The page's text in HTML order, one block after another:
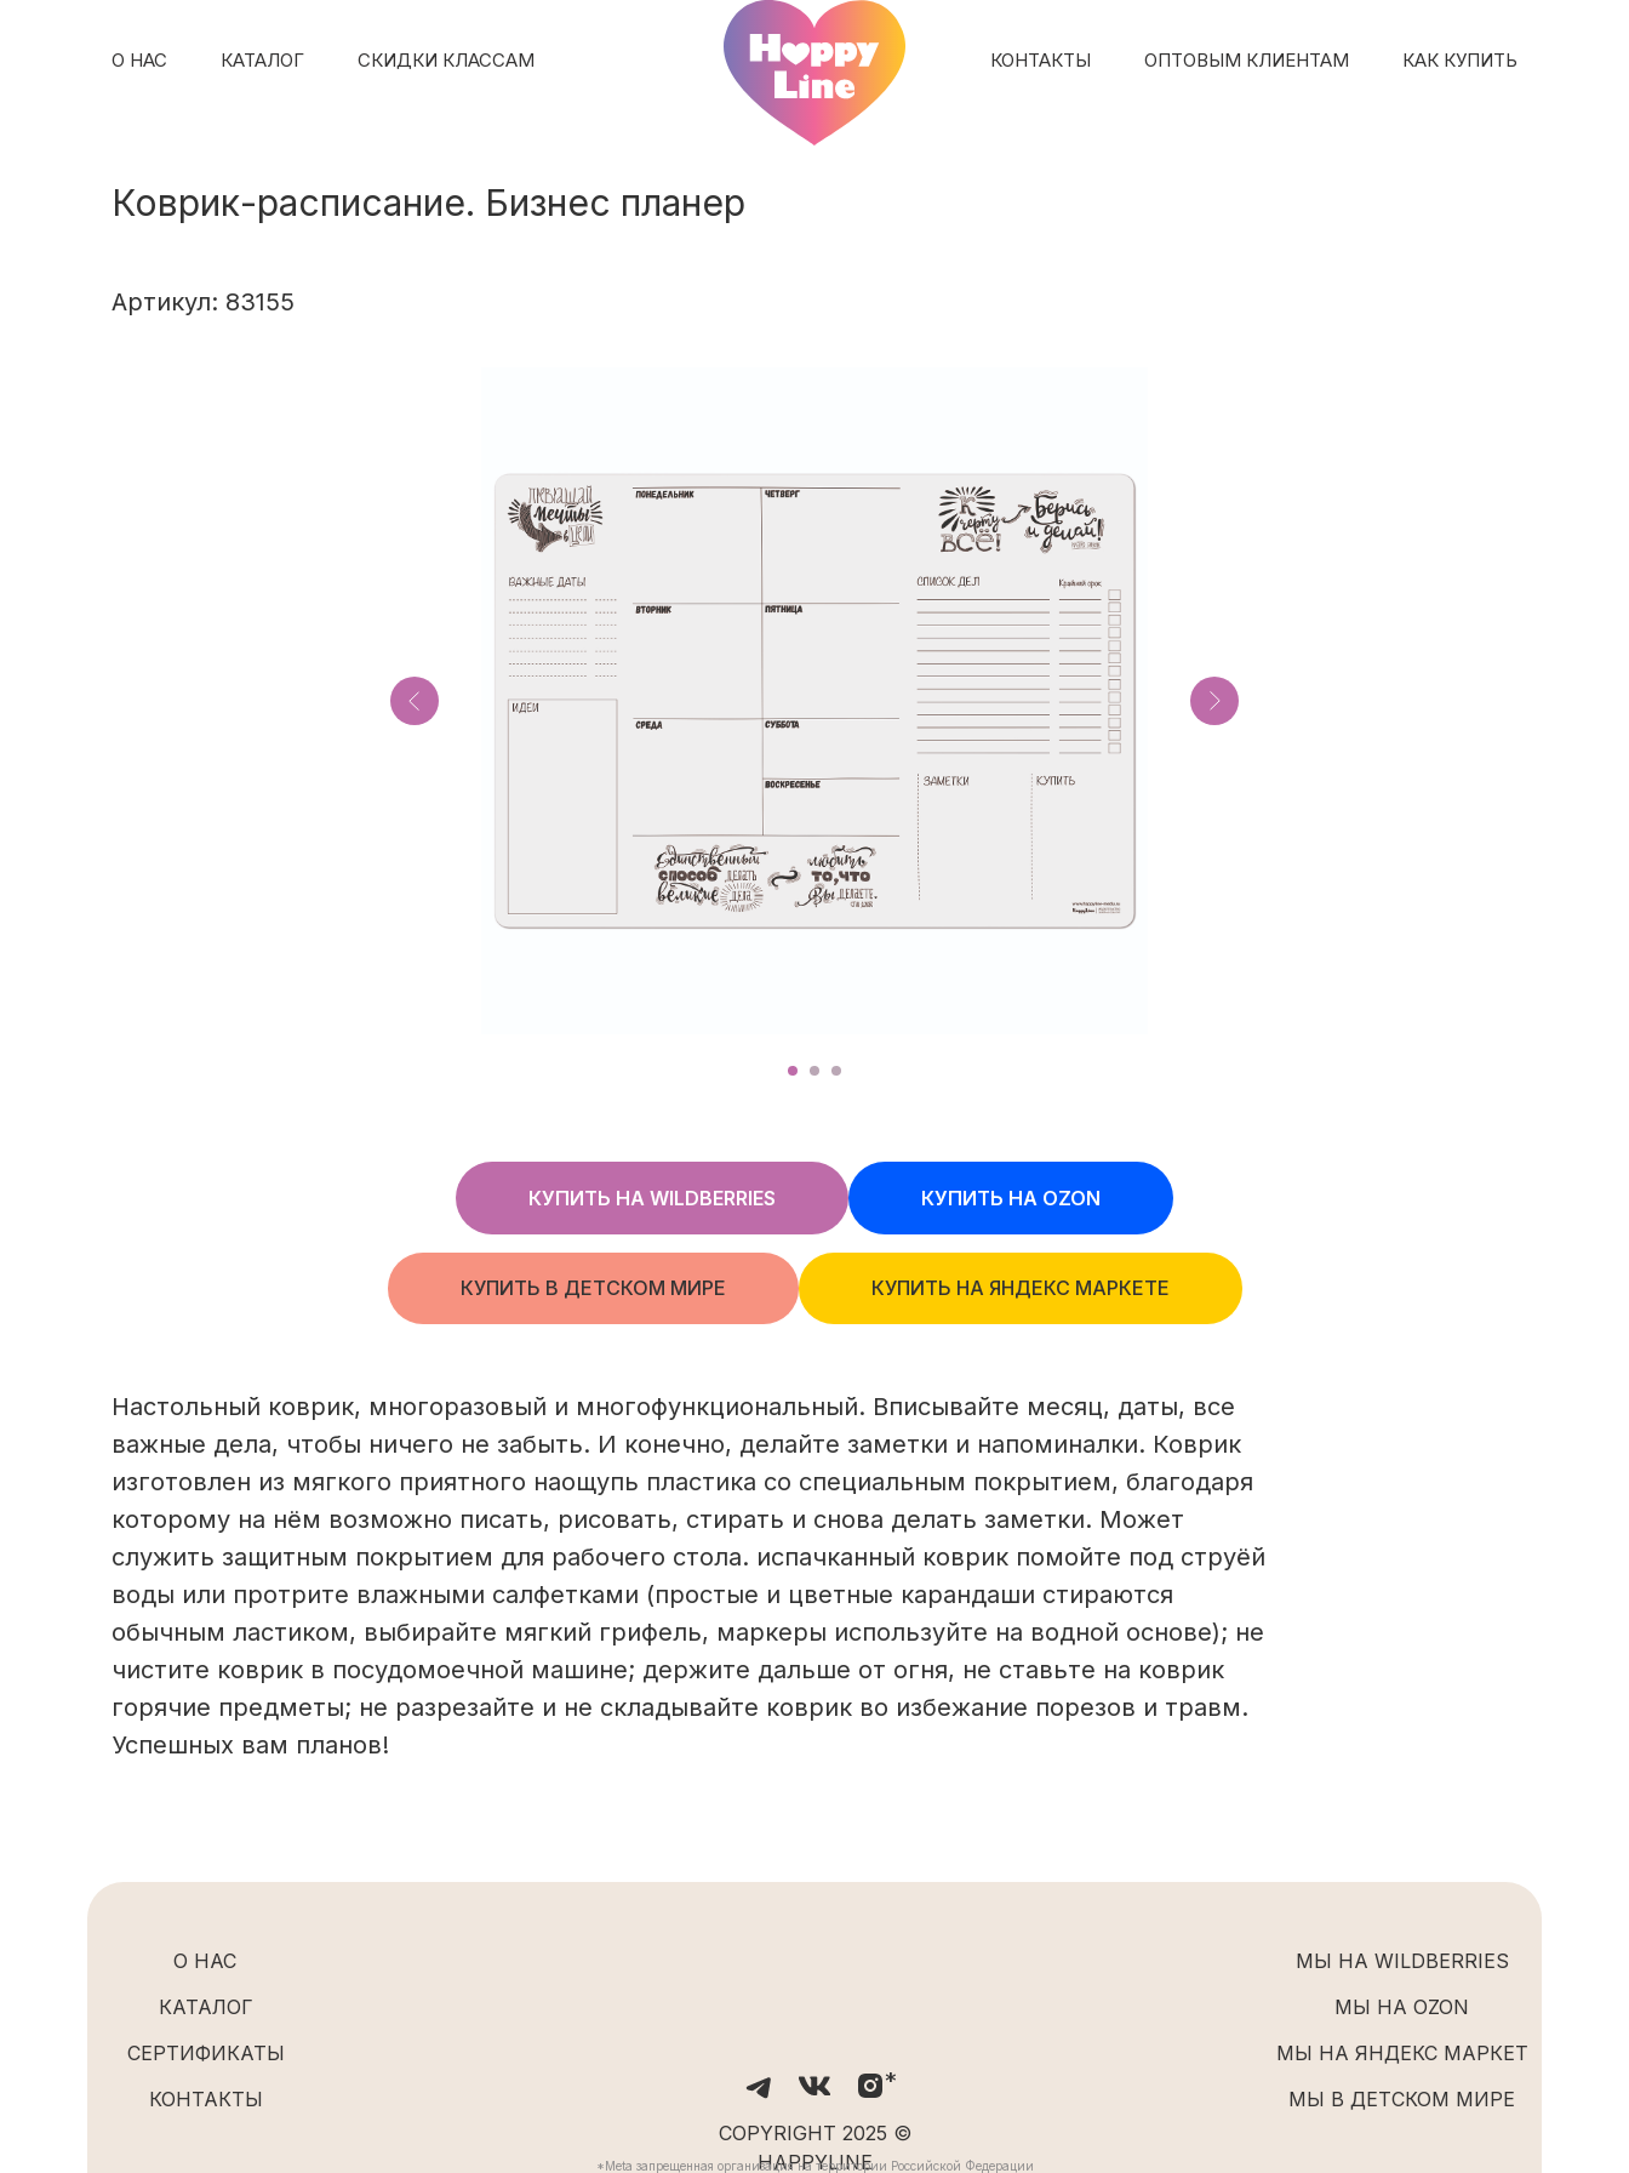
О НАС КАТАЛОГ СКИДКИ КЛАССАМ КОНТАКТЫ ОПТОВЫМ КЛИЕНТАМ КАК КУПИТЬ
Коврик-расписание. Бизнес планер
Артикул: 83155
КУПИТЬ НА WILDBERRIES КУПИТЬ НА OZON
КУПИТЬ В ДЕТСКОМ МИРЕ КУПИТЬ НА ЯНДЕКС МАРКЕТЕ
Настольный коврик, многоразовый и многофункциональный. Вписывайте месяц, даты, все
важные дела, чтобы ничего не забыть. И конечно, делайте заметки и напоминалки. Коврик
изготовлен из мягкого приятного наощупь пластика со специальным покрытием, благодаря
которому на нём возможно писать, рисовать, стирать и снова делать заметки. Может
служить защитным покрытием для рабочего стола. испачканный коврик помойте под струёй
воды или протрите влажными салфетками (простые и цветные карандаши стираются
обычным ластиком, выбирайте мягкий грифель, маркеры используйте на водной основе); не
чистите коврик в посудомоечной машине; держите дальше от огня, не ставьте на коврик
горячие предметы; не разрезайте и не складывайте коврик во избежание порезов и травм.
Успешных вам планов!
МЫ НА OZON
МЫ НА ЯНДЕКС МАРКЕТ
МЫ В ДЕТСКОМ МИРЕ
КОНТАКТЫ
СЕРТИФИКАТЫ
МЫ НА WILDBERRIES
КАТАЛОГ
О НАС
COPYRIGHT 2025 ©
HAPPYLINE
*
*Meta запрещенная организация на территории Российской Федерации